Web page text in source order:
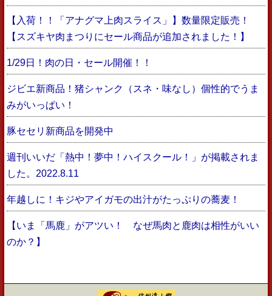
【入荷！！「アナグマ上肉スライス」】数量限定販売！
【スズキヤ肉まつりにセール商品が追加されました！】
1/29日！肉の日・セール開催！！
ジビエ新商品！猪シャンク（スネ・味なし）個性的でうま
みがいっぱい！
豚セセリ新商品を開発中
週刊いいだ「熱中！夢中！ハイスクール！」が掲載されま
した。2022.8.11
年越しに！キジやアイガモの出汁がたっぷりの蕎麦！
【いま「馬鹿」がアツい！ なぜ馬肉と鹿肉は相性がいい
のか？】